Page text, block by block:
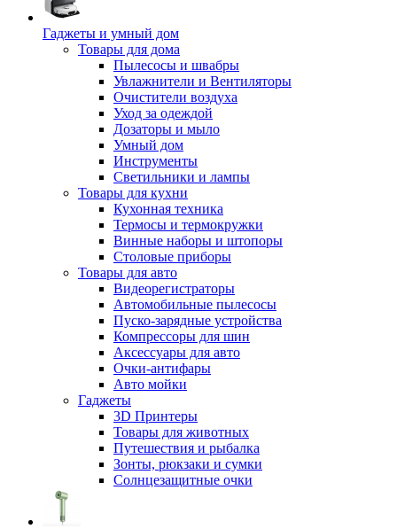
Гаджеты и умный дом
Товары для дома
Пылесосы и швабры
Увлажнители и Вентиляторы
Очистители воздуха
Уход за одеждой
Дозаторы и мыло
Умный дом
Инструменты
Светильники и лампы
Товары для кухни
Кухонная техника
Термосы и термокружки
Винные наборы и штопоры
Столовые приборы
Товары для авто
Видеорегистраторы
Автомобильные пылесосы
Пуско-зарядные устройства
Компрессоры для шин
Аксессуары для авто
Очки-антифары
Авто мойки
Гаджеты
3D Принтеры
Товары для животных
Путешествия и рыбалка
Зонты, рюкзаки и сумки
Солнцезащитные очки